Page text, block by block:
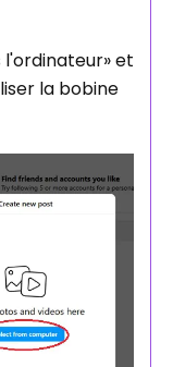
l'ordinateur» et
la bobine